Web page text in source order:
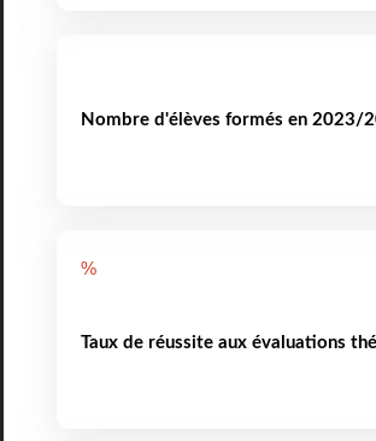
Nombre d'élèves formés en 2023/
%
Taux de réussite aux évaluations